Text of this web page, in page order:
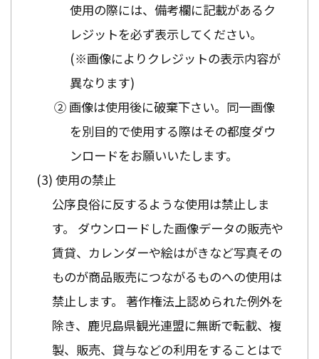
使用の際には、備考欄に記載があるク
レジットを必ず表示してください。
(※画像によりクレジットの表示内容が
異なります)
② 画像は使用後に破棄下さい。同一画像
を別目的で使用する際はその都度ダウ
ンロードをお願いいたします。
使用の禁止
公序良俗に反するような使用は禁止しま
す。 ダウンロードした画像データの販売や
賃貸、カレンダーや絵はがきなど写真その
ものが商品販売につながるものへの使用は
禁止します。 著作権法上認められた例外を
除き、鹿児島県観光連盟に無断で転載、複
製、販売、貸与などの利用をすることはで